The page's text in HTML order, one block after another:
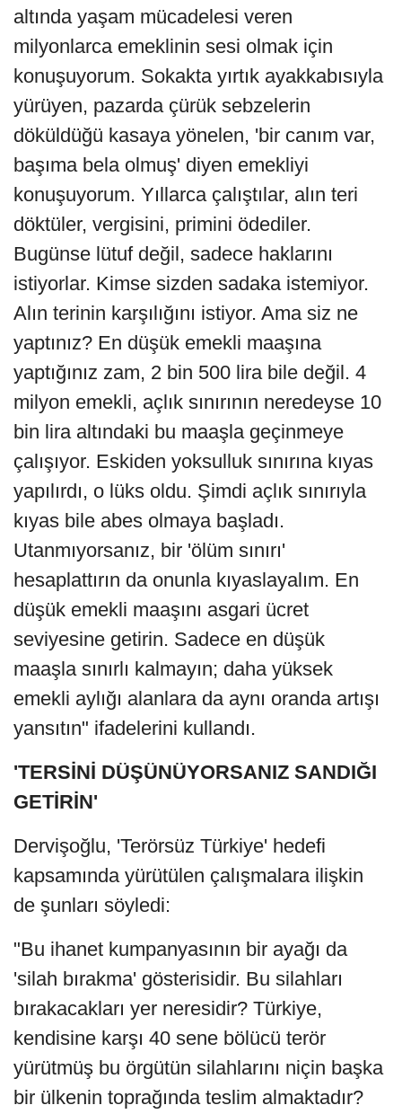
altında yaşam mücadelesi veren
milyonlarca emeklinin sesi olmak için
konuşuyorum. Sokakta yırtık ayakkabısıyla
yürüyen, pazarda çürük sebzelerin
döküldüğü kasaya yönelen, 'bir canım var,
başıma bela olmuş' diyen emekliyi
konuşuyorum. Yıllarca çalıştılar, alın teri
döktüler, vergisini, primini ödediler.
Bugünse lütuf değil, sadece haklarını
istiyorlar. Kimse sizden sadaka istemiyor.
Alın terinin karşılığını istiyor. Ama siz ne
yaptınız? En düşük emekli maaşına
yaptığınız zam, 2 bin 500 lira bile değil. 4
milyon emekli, açlık sınırının neredeyse 10
bin lira altındaki bu maaşla geçinmeye
çalışıyor. Eskiden yoksulluk sınırına kıyas
yapılırdı, o lüks oldu. Şimdi açlık sınırıyla
kıyas bile abes olmaya başladı.
Utanmıyorsanız, bir 'ölüm sınırı'
hesaplattırın da onunla kıyaslayalım. En
düşük emekli maaşını asgari ücret
seviyesine getirin. Sadece en düşük
maaşla sınırlı kalmayın; daha yüksek
emekli aylığı alanlara da aynı oranda artışı
yansıtın" ifadelerini kullandı.
'TERSİNİ DÜŞÜNÜYORSANIZ SANDIĞI
GETİRİN'
Dervişoğlu, 'Terörsüz Türkiye' hedefi
kapsamında yürütülen çalışmalara ilişkin
de şunları söyledi:
"Bu ihanet kumpanyasının bir ayağı da
'silah bırakma' gösterisidir. Bu silahları
bırakacakları yer neresidir? Türkiye,
kendisine karşı 40 sene bölücü terör
yürütmüş bu örgütün silahlarını niçin başka
bir ülkenin toprağında teslim almaktadır?